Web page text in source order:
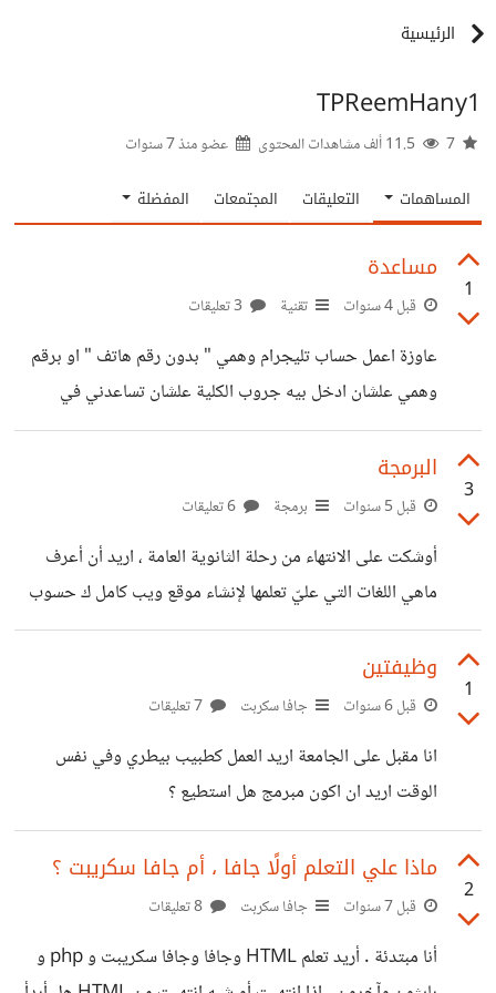
الرئيسية
TPReemHany1
عضو منذ7 سنوات
المساهمات التعليقات المجتمعات المفضلة
1
مساعدة
قبل 4 سنوات تقنية
عاوزة اعمل حساب تليجرام وهمي " بدون رقم هاتف " او برقم
وهمي علشان ادخل بيه جروب الكلية علشان تساعدني في
دراستي لان اتسببت في مشاكل وطردوني من رقمي وحسابي
الاصلي في الجروب الرسمي اللي كنا بنسأل فيه ونتبادل الملفات
وهكذا ومعييش رقم تاني + شوفت كل فيديوهات ومقالات النت
يعملهولي ؟
3
البرمجة
قبل 5 سنوات برمجة
أوشكت على الانتهاء من رحلة الثانوية العامة ، اريد أن أعرف
ماهي اللغات التي عليّ تعلمها لإنشاء موقع ويب كامل ك حسوب
مثلا ؟ HTML و Css هم الأساس ، ماذا أيضا ؟ ثم كم سعر انشاء
موقع كامل حتى إذا قررت العمل حرًا أكن على علم بالأسعار ؟ +
هل تتطلب البرمجة مواصفات حاسوب معينة ؟ + ممكن أسماء
ووفقكم ورضى عنكم
1
وظيفتين
قبل 6 سنوات جافا سكربت
انا مقبل على الجامعة اريد العمل كطبيب بيطري وفي نفس
الوقت اريد ان اكون مبرمج هل استطيع ؟
2
ماذا علي التعلم أولًا جافا ، أم جافا سكريبت ؟
قبل 7 سنوات جافا سكربت
أنا مبتدئة . أريد تعلم HTML وجافا وجافا سكريبت و php و